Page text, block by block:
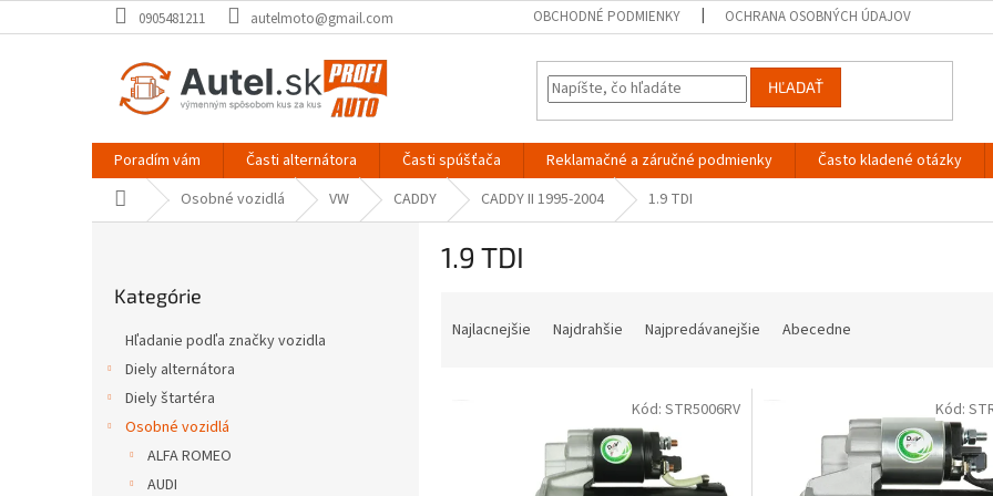
na
0905481211 autelmoto@gmail.com OBCHODNÉ PODMIENKY OCHRANA OSOBNÝCH ÚDAJOV
HĽADAŤ
Poradím vám Časti alternátora Časti spúšťača Reklamačné a záručné podmienky Často kladené otázky
Domov Osobné vozidlá VW CADDY CADDY II 1995-2004 1.9 TDI
kategórie
Kategórie
Hľadanie podľa značky vozidla
Diely alternátora
Diely štartéra
Osobné vozidlá
ALFA ROMEO
AUDI
1.9 TDI
Najlacnejšie Najdrahšie Najpredávanejšie Abecedne
Kód: STR5006RV Kód: